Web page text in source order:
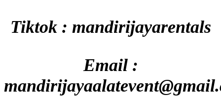
Tiktok : mandirijayarentals
Email :